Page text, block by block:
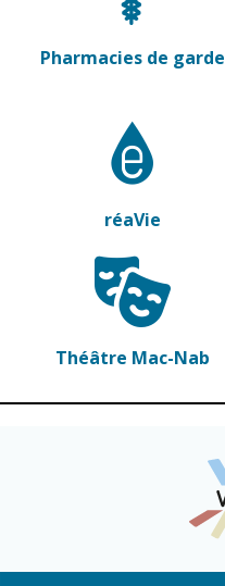
Pharmacies de garde
réaVie
Théâtre Mac-Nab